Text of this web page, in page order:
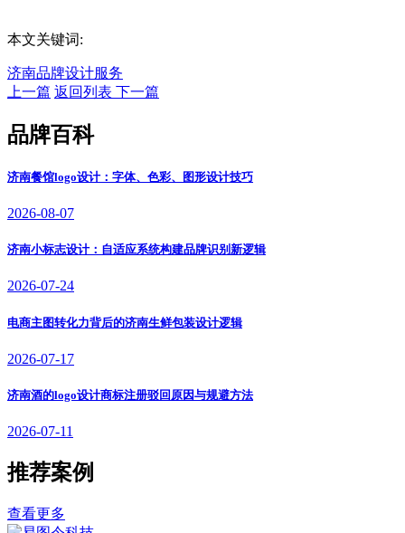
本文关键词:
济南品牌设计服务
上一篇 返回列表 下一篇
品牌百科
济南餐馆logo设计：字体、色彩、图形设计技巧
2026-08-07
济南小标志设计：自适应系统构建品牌识别新逻辑
2026-07-24
电商主图转化力背后的济南生鲜包装设计逻辑
2026-07-17
济南酒的logo设计商标注册驳回原因与规避方法
2026-07-11
推荐案例
查看更多